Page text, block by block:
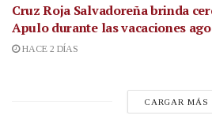
Cruz Roja Salvadoreña brinda
Apulo durante las vacaciones
HACE 2 DÍAS
CARGAR MÁS